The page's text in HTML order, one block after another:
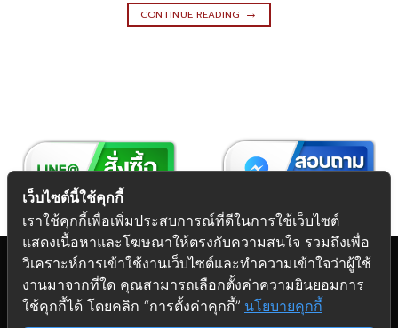
CONTINUE READING →
Copyright 2026 © Futuretech Intermarketing Co., Ltd.
ศูนย์รวมอุปกรณ์เฟอร์นิเจอร์ครบวงจร
เว็บไซต์นี้ใช้คุกกี้
เราใช้คุกกี้เพื่อเพิ่มประสบการณ์ที่ดีในการใช้เว็บไซต์
แสดงเนื้อหาและโฆษณาให้ตรงกับความสนใจ รวมถึงเพื่อ
วิเคราะห์การเข้าใช้งานเว็บไซต์และทำความเข้าใจว่าผู้ใช้
งานมาจากที่ใด คุณสามารถเลือกตั้งค่าความยินยอมการ
ใช้คุกกี้ได้ โดยคลิก “การตั้งค่าคุกกี้” นโยบายคุกกี้